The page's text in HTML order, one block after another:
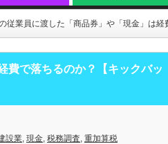
従業員に渡した「商品券」や「現金」は経
費で落ちるのか？【キックバッ
設業, 現金, 税務調査, 重加算税